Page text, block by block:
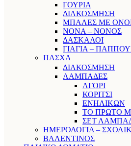
ΓΟΥΡΙΑ
ΔΙΑΚΟΣΜΗΣΗ
ΜΠΑΛΕΣ ΜΕ
ΝΟΝΑ – ΝΟΝΟΣ
ΔΑΣΚΑΛΟΙ
ΓΙΑΓΙΑ –
ΠΑΣΧΑ
ΔΙΑΚΟΣΜΗΣΗ
ΛΑΜΠΑΔΕΣ
ΑΓΟΡΙ
ΚΟΡΙΤΣΙ
ΕΝΗΛΙΚΩΝ
ΤΟ ΠΡΩΤΟ
ΣΕΤ
ΗΜΕΡΟΛΟΓΙΑ –
ΒΑΛΕΝΤΙΝΟΣ